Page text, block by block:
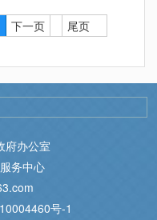
下一页 尾页
府办公室
务中心
号-1